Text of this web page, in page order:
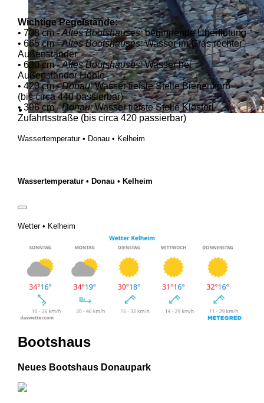
Wichtige Pegelstände:
• 708 cm -Altes Bootshauses:beginnende Überflutung
• 665 cm -Altes Bootshauses:Wasser im Gras rechter
Außenständer
• 630 cm -Altes Bootshauses:Wasser bei
Außenständer Höhle
• 420 cm -Donau:Wasser tiefste Stelle Bienenkorb
(bis circa 440 passierbar)
• 396 cm -Donau:Wasser tiefste Stelle Klösterl-
Zufahrtsstraße (bis circa 420 passierbar)
Wassertemperatur • Donau • Kelheim
Wassertemperatur • Donau • Kelheim
Wetter • Kelheim
Bootshaus
Neues Bootshaus Donaupark